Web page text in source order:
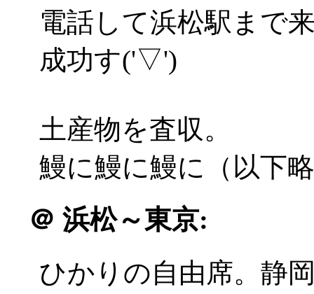
電話して浜松駅まで
成功す('▽')
土産物を査収。
鰻に鰻に鰻に（以下
＠ 浜松～東京:
ひかりの自由席。静